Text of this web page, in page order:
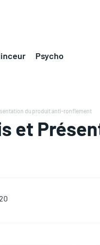
Psycho
du produit anti-ronflement
et